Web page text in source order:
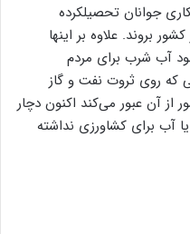
درصدی و بیکاری جوانان تحصیلکرده
بروند. علاوه بر اینها
آب شرب برای مردم
که روی ثروت نفت و گاز
از آن عبور می‌کند اکنون دچار
آب برای کشاورزی نداشته